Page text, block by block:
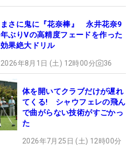
まさに鬼に『花奈棒』 永井花奈9
年ぶりVの高精度フェードを作った
効果絶大ドリル
2026年8月1日 (土) 12時00分 36
体を開いてクラブだけが遅れ
てくる! シャウフェレの飛ん
で曲がらない技術がすごかっ
た
2026年7月25日 (土) 12時00分